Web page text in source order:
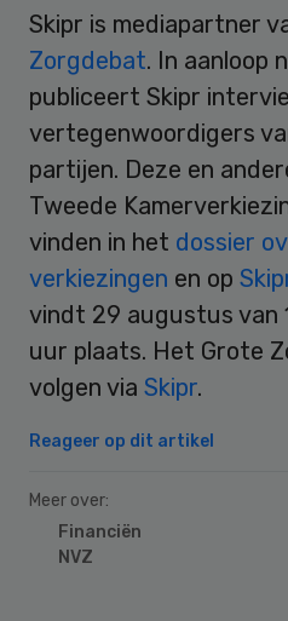
Skipr is mediapartner
Zorgdebat. In aanloop
publiceert Skipr
vertegenwoordigers
partijen. Deze en
Tweede
vinden in het dossier
verkiezingen en op
vindt 29 augustus van
uur plaats. Het Grote
volgen via Skipr.
Reageer op dit artikel
Meer over:
Financiën
NVZ